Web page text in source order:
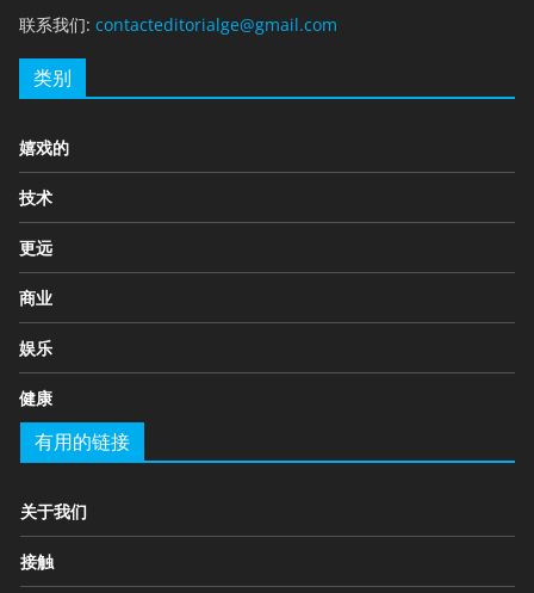
联系我们: contacteditorialge@gmail.com
类别
嬉戏的
技术
更远
商业
娱乐
健康
有用的链接
关于我们
接触